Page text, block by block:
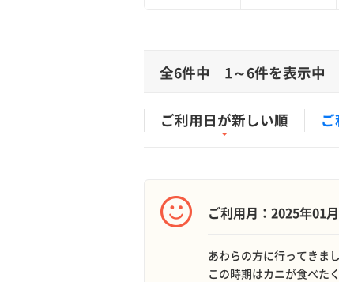
全6件中 1～6件を表示中
ご利用日が新しい順
ご利用月：2025年01月
あわらの方に行ってきまし
この時期はカニが食べた